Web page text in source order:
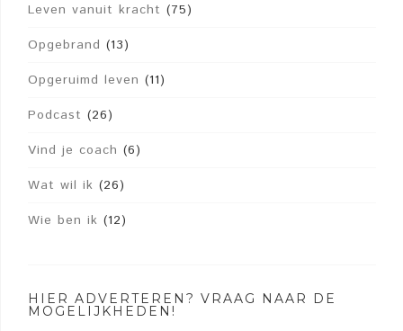
Leven vanuit kracht (75)
Opgebrand (13)
Opgeruimd leven (11)
Podcast (26)
Vind je coach (6)
Wat wil ik (26)
Wie ben ik (12)
HIER ADVERTEREN? VRAAG NAAR DE
MOGELIJKHEDEN!